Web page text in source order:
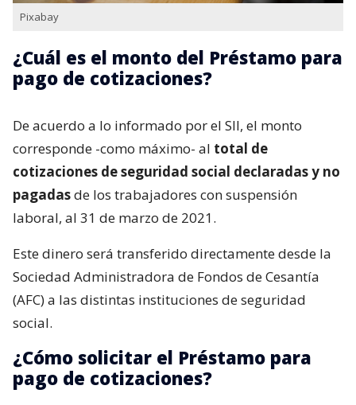
Pixabay
¿Cuál es el monto del Préstamo para
pago de cotizaciones?
De acuerdo a lo informado por el SII, el monto
corresponde -como máximo- al total de
cotizaciones de seguridad social declaradas y no
pagadasde los trabajadores con suspensión
laboral, al 31 de marzo de 2021.
Este dinero será transferido directamente desde la
Sociedad Administradora de Fondos de Cesantía
(AFC) a las distintas instituciones de seguridad
social.
¿Cómo solicitar el Préstamo para
pago de cotizaciones?